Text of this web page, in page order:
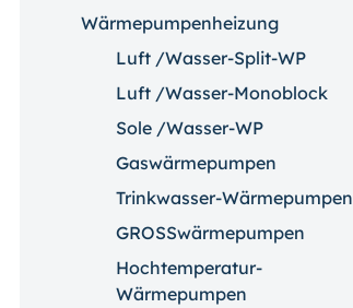
Wärmepumpenheizung
Luft /Wasser-Split-WP
Luft /Wasser-Monoblock
Sole /Wasser-WP
Gaswärmepumpen
Trinkwasser-Wärmepumpen
GROSSwärmepumpen
Hochtemperatur-
Wärmepumpen